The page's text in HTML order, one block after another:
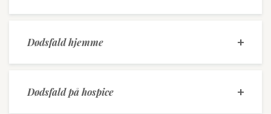
Dødsfald hjemme
Dødsfald på hospice